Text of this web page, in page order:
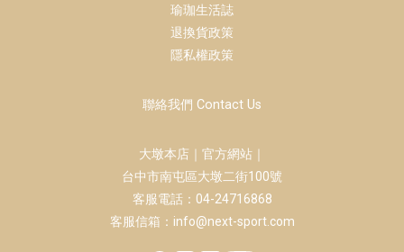
瑜珈生活誌
退換貨政策
隱私權政策
聯絡我們 Contact Us
大墩本店｜官方網站｜
台中市南屯區大墩二街100號
客服電話：04-24716868
客服信箱：info@next-sport.com